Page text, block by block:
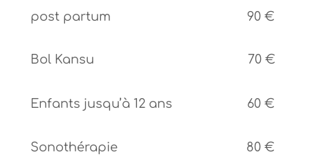
post partum
90 €
Bol Kansu 70 €
Enfants jusqu’à 12 ans 60 €
80 €
Sonothérapie